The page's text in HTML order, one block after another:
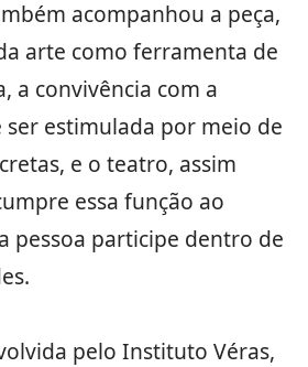
acompanhou a peça,
arte como ferramenta de
a convivência com a
ser estimulada por meio de
e o teatro, assim
essa função ao
pessoa participe dentro de
pelo Instituto Véras,